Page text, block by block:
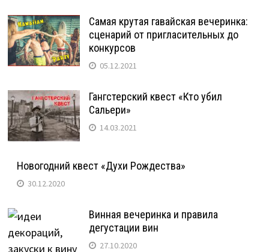
Самая крутая гавайская вечеринка:
сценарий от пригласительных до
конкурсов
05.12.2021
Гангстерский квест «Кто убил
Сальери»
14.03.2021
Новогодний квест «Духи Рождества»
30.12.2020
Винная вечеринка и правила
дегустации вин
27.10.2020